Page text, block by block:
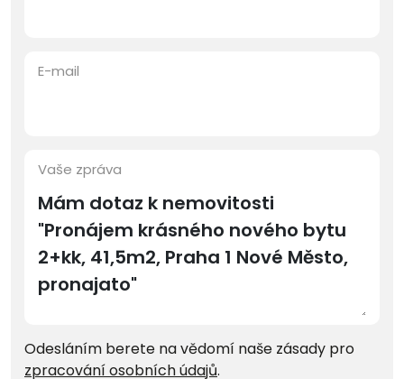
E-mail
Vaše zpráva
Odesláním berete na vědomí naše zásady pro
zpracování osobních údajů.